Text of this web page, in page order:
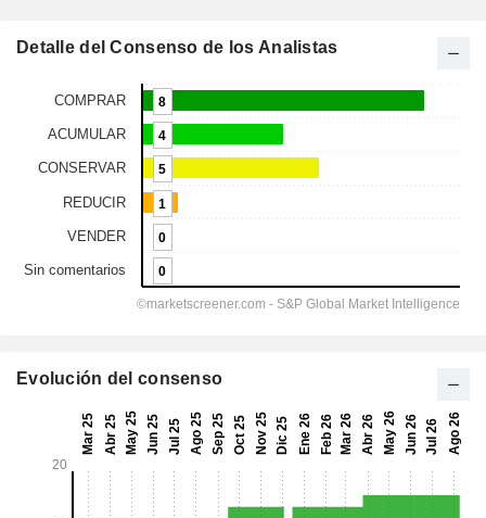
Detalle del Consenso de los Analistas
Evolución del consenso